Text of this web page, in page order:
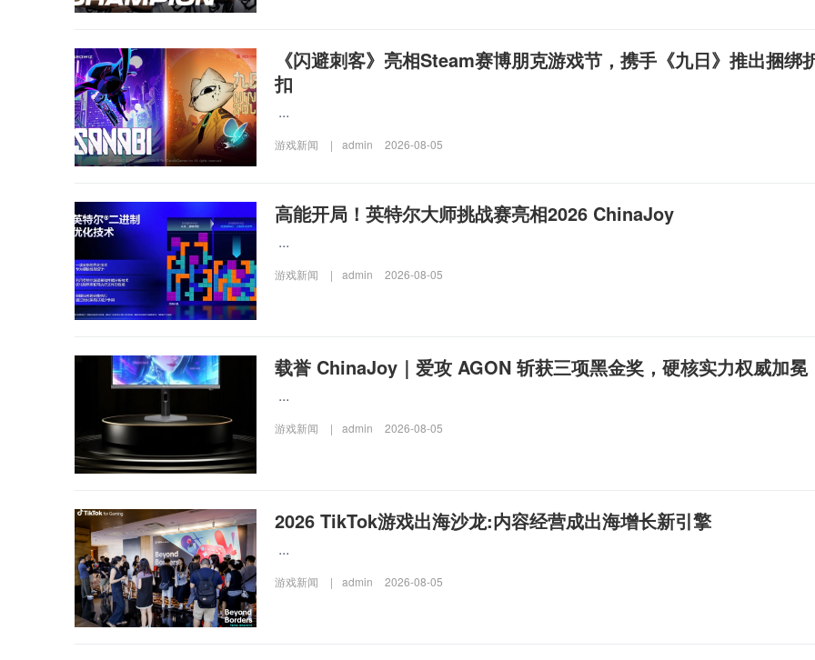
《闪避刺客》亮相Steam赛博朋克游戏节，携手《九日》推出捆绑
扣
...
游戏新闻 | admin 2026-08-05
高能开局！英特尔大师挑战赛亮相2026 ChinaJoy
...
游戏新闻 | admin 2026-08-05
载誉 ChinaJoy｜爱攻 AGON 斩获三项黑金奖，硬核实力权威加冕
...
游戏新闻 | admin 2026-08-05
2026 TikTok游戏出海沙龙:内容经营成出海增长新引擎
...
游戏新闻 | admin 2026-08-05